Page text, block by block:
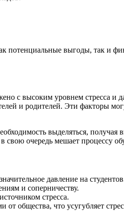
выгоды, так и
с высоким уровнем стресса и
и родителей. Эти факторы
выделяться,
свою очередь мешает процессу
давление на
и соперничеству.
стресса.
общества, что усугубляет